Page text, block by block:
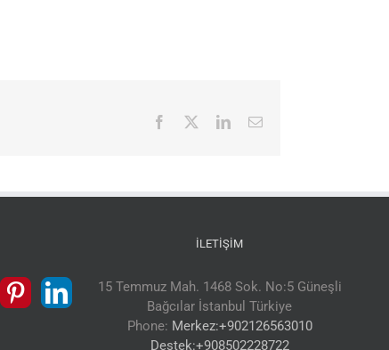
Facebook LinkedIn
E-
İLETIŞIM
15 Temmuz Mah. 1468 Sok. No:5 Güneşli
Bağcılar İstanbul Türkiye
Phone: Merkez:+902126563010
Destek:+908502228722